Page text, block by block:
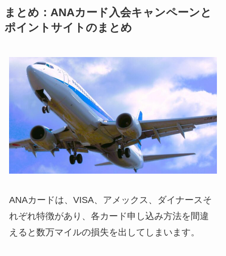
まとめ：ANAカード入会キャンペーンと
ポイントサイトのまとめ
ANAカードは、VISA、アメックス、ダイナースそ
れぞれ特徴があり、各カード申し込み方法を間違
えると数万マイルの損失を出してしまいます。